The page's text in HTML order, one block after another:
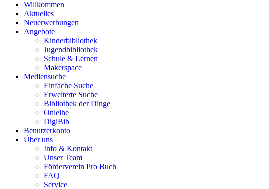
Willkommen
Aktuelles
Neuerwerbungen
Angebote
Kinderbibliothek
Jugendbibliothek
Schule & Lernen
Makerspace
Mediensuche
Einfache Suche
Erweiterte Suche
Bibliothek der Dinge
Onleihe
DigiBib
Benutzerkonto
Über uns
Info & Kontakt
Unser Team
Förderverein Pro Buch
FAQ
Service